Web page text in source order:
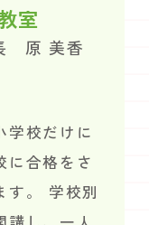
室
原 美香
学校だけに
に合格をさ
す。 学校別